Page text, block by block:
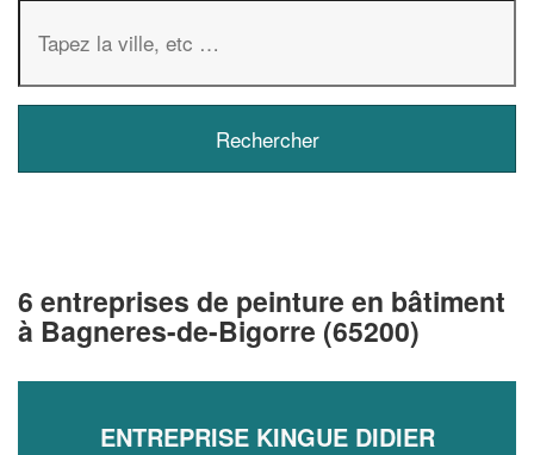
6 entreprises de peinture en bâtiment
à Bagneres-de-Bigorre (65200)
ENTREPRISE KINGUE DIDIER